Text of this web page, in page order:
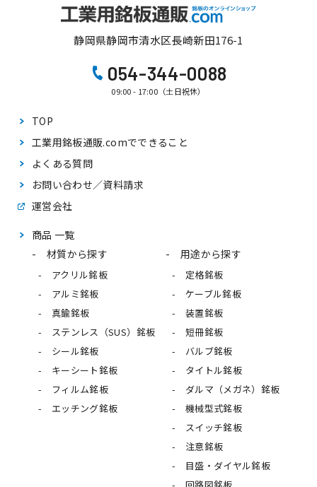
静岡県静岡市清水区長崎新田176-1
054-344-0088
09:00 - 17:00（土日祝休）
TOP
工業用銘板通販.comでできること
よくある質問
お問い合わせ／資料請求
運営会社
商品 一覧
材質から探す
アクリル銘板
アルミ銘板
真鍮銘板
ステンレス（SUS）銘板
シール銘板
キーシート銘板
フィルム銘板
エッチング銘板
用途から探す
定格銘板
ケーブル銘板
装置銘板
短冊銘板
バルブ銘板
タイトル銘板
ダルマ（メガネ）銘板
機械型式銘板
スイッチ銘板
注意銘板
目盛・ダイヤル銘板